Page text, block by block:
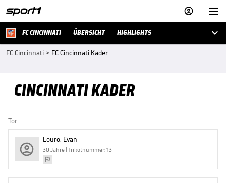


FC CINCINNATI ÜBERSICHT HIGHLIGHTS 
FC Cincinnati > FC Cincinnati Kader
CINCINNATI KADER
Tor
Louro, Evan
30 Jahre | Trikotnummer: 13